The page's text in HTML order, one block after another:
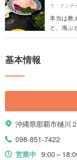
ラ・クンチ
本当は教
と、海ぶ
基本情報
沖縄県那覇市樋川
098-851-7422
営業中 9:00～